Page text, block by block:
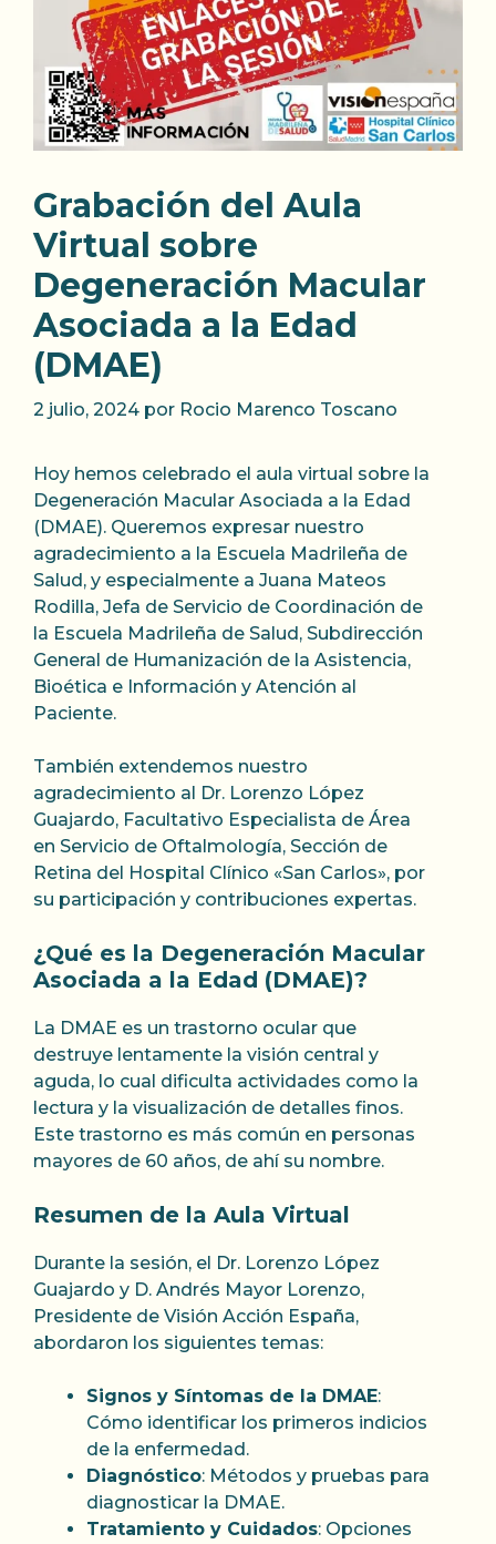
Grabación del Aula
Virtual sobre
Degeneración Macular
Asociada a la Edad
(DMAE)
2 julio, 2024 por Rocio Marenco Toscano
Hoy hemos celebrado el aula virtual sobre la
Degeneración Macular Asociada a la Edad
(DMAE). Queremos expresar nuestro
agradecimiento a la Escuela Madrileña de
Salud, y especialmente a Juana Mateos
Rodilla, Jefa de Servicio de Coordinación de
la Escuela Madrileña de Salud, Subdirección
General de Humanización de la Asistencia,
Bioética e Información y Atención al
Paciente.
También extendemos nuestro
agradecimiento al Dr. Lorenzo López
Guajardo, Facultativo Especialista de Área
en Servicio de Oftalmología, Sección de
Retina del Hospital Clínico «San Carlos», por
su participación y contribuciones expertas.
¿Qué es la Degeneración Macular
Asociada a la Edad (DMAE)?
La DMAE es un trastorno ocular que
destruye lentamente la visión central y
aguda, lo cual dificulta actividades como la
lectura y la visualización de detalles finos.
Este trastorno es más común en personas
mayores de 60 años, de ahí su nombre.
Resumen de la Aula Virtual
Durante la sesión, el Dr. Lorenzo López
Guajardo y D. Andrés Mayor Lorenzo,
Presidente de Visión Acción España,
abordaron los siguientes temas:
Signos y Síntomas de la DMAE:
Cómo identificar los primeros indicios
de la enfermedad.
Diagnóstico: Métodos y pruebas para
diagnosticar la DMAE.
Tratamiento y Cuidados: Opciones